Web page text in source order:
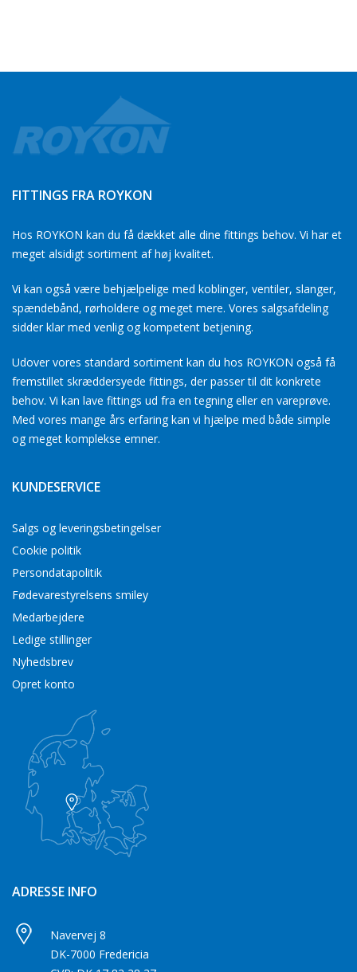
FITTINGS FRA ROYKON
Hos ROYKON kan du få dækket alle dine fittings behov. Vi har et
meget alsidigt sortiment af høj kvalitet.
Vi kan også være behjælpelige med koblinger, ventiler, slanger,
spændebånd, rørholdere og meget mere. Vores salgsafdeling
sidder klar med venlig og kompetent betjening.
Udover vores standard sortiment kan du hos ROYKON også få
fremstillet skræddersyede fittings, der passer til dit konkrete
behov. Vi kan lave fittings ud fra en tegning eller en vareprøve.
Med vores mange års erfaring kan vi hjælpe med både simple
og meget komplekse emner.
KUNDESERVICE
Salgs og leveringsbetingelser
Cookie politik
Persondatapolitik
Fødevarestyrelsens smiley
Medarbejdere
Ledige stillinger
Nyhedsbrev
Opret konto
ADRESSE INFO
Navervej 8
DK-7000 Fredericia